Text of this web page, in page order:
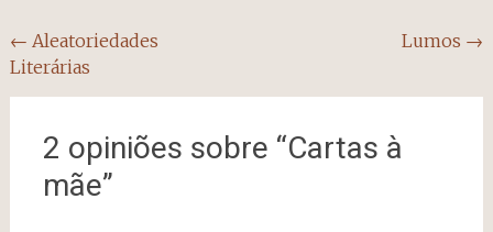
Navegação
do
← Aleatoriedades
Literárias
Lumos →
2 opiniões sobre “Cartas à
mãe”